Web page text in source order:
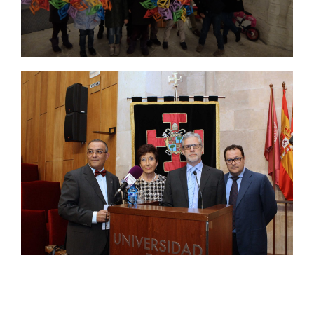
Auto de Pasión 2015
2015